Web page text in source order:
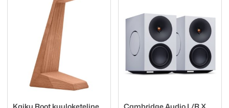
Kaiku Root kuuloketeline
Cambridge Audio L/R X